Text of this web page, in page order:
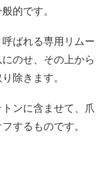
的です。
ばれる専用リムー
のせ、その上から
除きます。
ンに含ませて、爪
するものです。